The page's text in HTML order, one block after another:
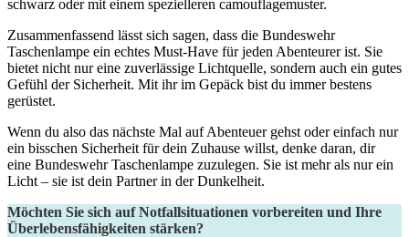
schwarz oder‌ mit einem⁢ spezielleren camouflagemuster.
Zusammenfassend ⁣lässt sich sagen, dass die Bundeswehr
Taschenlampe ein echtes⁤ Must-Have für ‍jeden Abenteurer ist. Sie‌
bietet ‌nicht‍ nur eine zuverlässige Lichtquelle, sondern auch ein ⁣gutes
Gefühl der‌ Sicherheit. Mit ihr im Gepäck bist du immer ⁣bestens
gerüstet.
Wenn du also das ⁣nächste ​Mal auf⁤ Abenteuer gehst oder einfach nur
⁤ein bisschen Sicherheit⁢ für ⁢dein ‍Zuhause willst, denke daran, dir
eine Bundeswehr Taschenlampe⁢ zuzulegen. Sie‌ ist ‍mehr ⁢als nur ein
Licht – sie ist dein Partner in der Dunkelheit.
Möchten Sie sich auf Notfallsituationen vorbereiten und Ihre
Überlebensfähigkeiten stärken?